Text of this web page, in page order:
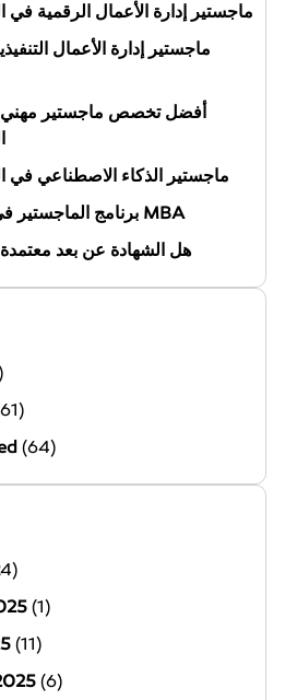
ماجستير إدارة الأعمال الرقمية في
ماجستير إدارة الأعمال
أفضل تخصص ماجستير
ماجستير الذكاء الاصطناعي في
برنامج الماجستير في إدارة الأعمال MBA
هل الشهادة عن بعد
(64)
(1)
(11)
(6)